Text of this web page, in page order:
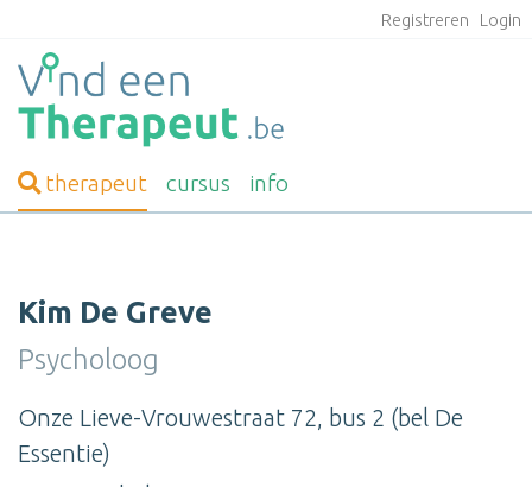
Registreren Login
therapeut cursus info
Kim De Greve
Psycholoog
Onze Lieve-Vrouwestraat 72, bus 2 (bel De
Essentie)